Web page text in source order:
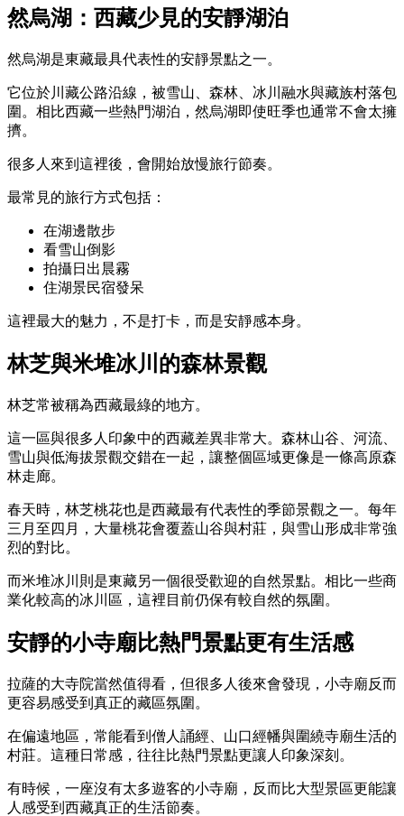
然烏湖：西藏少見的安靜湖泊
然烏湖是東藏最具代表性的安靜景點之一。
它位於川藏公路沿線，被雪山、森林、冰川融水與藏族村落包
圍。相比西藏一些熱門湖泊，然烏湖即使旺季也通常不會太擁
擠。
很多人來到這裡後，會開始放慢旅行節奏。
最常見的旅行方式包括：
在湖邊散步
看雪山倒影
拍攝日出晨霧
住湖景民宿發呆
這裡最大的魅力，不是打卡，而是安靜感本身。
林芝與米堆冰川的森林景觀
林芝常被稱為西藏最綠的地方。
這一區與很多人印象中的西藏差異非常大。森林山谷、河流、
雪山與低海拔景觀交錯在一起，讓整個區域更像是一條高原森
林走廊。
春天時，林芝桃花也是西藏最有代表性的季節景觀之一。每年
三月至四月，大量桃花會覆蓋山谷與村莊，與雪山形成非常強
烈的對比。
而米堆冰川則是東藏另一個很受歡迎的自然景點。相比一些商
業化較高的冰川區，這裡目前仍保有較自然的氛圍。
安靜的小寺廟比熱門景點更有生活感
拉薩的大寺院當然值得看，但很多人後來會發現，小寺廟反而
更容易感受到真正的藏區氛圍。
在偏遠地區，常能看到僧人誦經、山口經幡與圍繞寺廟生活的
村莊。這種日常感，往往比熱門景點更讓人印象深刻。
有時候，一座沒有太多遊客的小寺廟，反而比大型景區更能讓
人感受到西藏真正的生活節奏。